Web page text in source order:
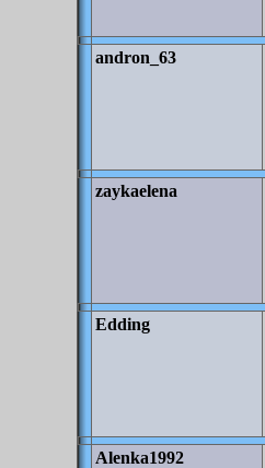
andron_63
zaykaelena
Edding
Alenka1992